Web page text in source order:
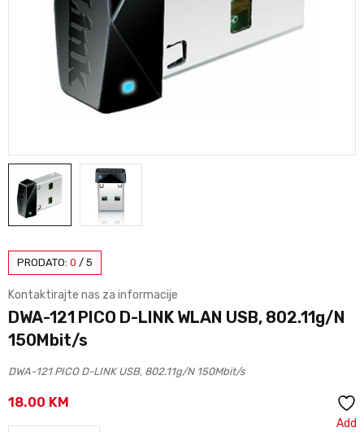
PRODATO: 0 / 5
Kontaktirajte nas za informacije
DWA-121 PICO D-LINK WLAN USB, 802.11g/N
150Mbit/s
DWA-121 PICO D-LINK USB, 802.11g/N 150Mbit/s
18.00 KM
Add